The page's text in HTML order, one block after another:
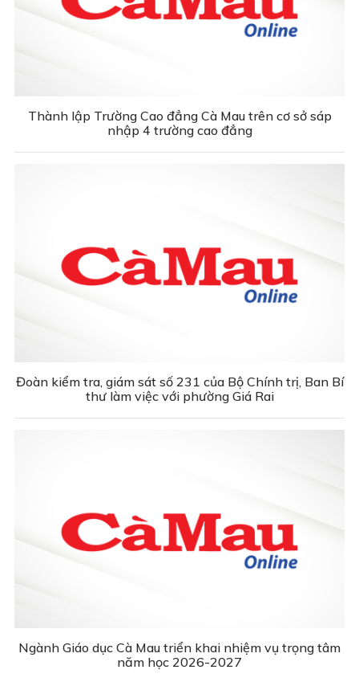
Thành lập Trường Cao đẳng Cà Mau trên cơ sở sáp
nhập 4 trường cao đẳng
Đoàn kiểm tra, giám sát số 231 của Bộ Chính trị, Ban Bí
thư làm việc với phường Giá Rai
Ngành Giáo dục Cà Mau triển khai nhiệm vụ trọng tâm
năm học 2026-2027